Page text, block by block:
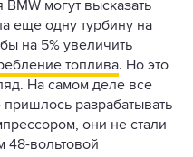
могут высказать
еще одну турбину на
на 5% увеличить
топлива. Но это
На самом деле все
разрабатывать
они не стали
48-вольтовой